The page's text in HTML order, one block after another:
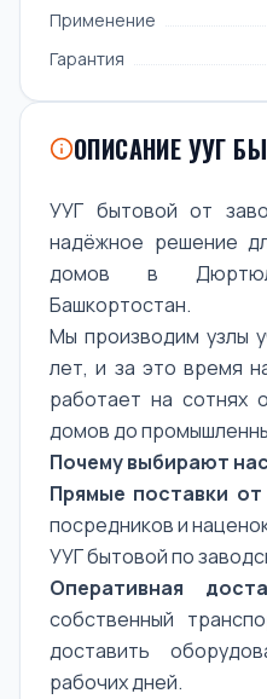
Применение
Гарантия
ОПИСАНИЕ УУГ
УУГ бытовой от
надёжное решение
домов в
Башкортостан.
Мы производим узлы
лет, и за это время
работает на сотнях
домов до
Почему выбирают
Прямые поставки
посредников и
УУГ бытовой по
Оперативная
собственный
доставить
рабочих дней.